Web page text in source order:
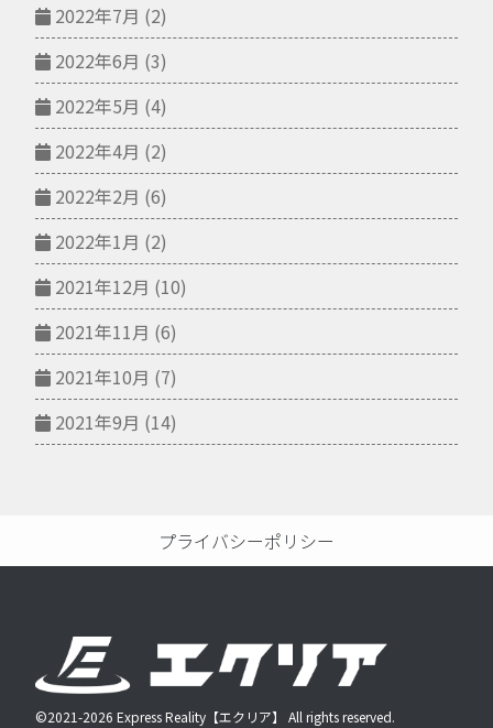
2022年7月 (2)
2022年6月 (3)
2022年5月 (4)
2022年4月 (2)
2022年2月 (6)
2022年1月 (2)
2021年12月 (10)
2021年11月 (6)
2021年10月 (7)
2021年9月 (14)
プライバシーポリシー
©2021-2026 Express Reality【エクリア】 All rights reserved.